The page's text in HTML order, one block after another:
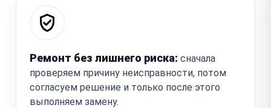
Ремонт без лишнего риска: сначала
проверяем причину неисправности, потом
согласуем решение и только после этого
выполняем замену.